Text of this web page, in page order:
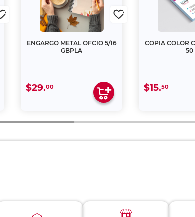
ENGARGO METAL OFCIO 5/16
GBPLA
$29.00
COPIA COLOR
50
$15.50